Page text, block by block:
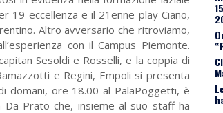
19 eccellenza e il 21enne play Ciano,
Altro avversario che ritroviamo,
con il Campus Piemonte.
Sesoldi e Rosselli, e la coppia di
e Regini, Empoli si presenta
domani, ore 18.00 al PalaPoggetti, è
Da Prato che, insieme al suo staff ha